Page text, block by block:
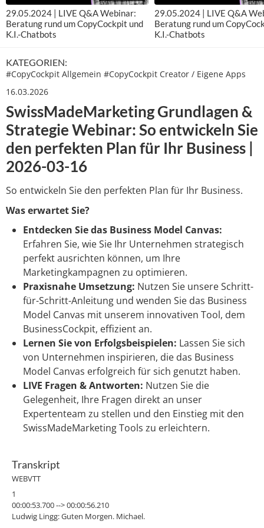
29.05.2024 | LIVE Q&A Webinar:
Beratung rund um CopyCockpit und
K.I.-Chatbots
29.05.2024 | LIVE Q&A
Beratung rund um
K.I.-Chatbots
KATEGORIEN:
#CopyCockpit Allgemein #CopyCockpit Creator / Eigene Apps
16.03.2026
SwissMadeMarketing Grundlagen &
Strategie Webinar: So entwickeln Sie
den perfekten Plan für Ihr Business |
2026-03-16
So entwickeln Sie den perfekten Plan für Ihr Business.
Was erwartet Sie?
Entdecken Sie das Business Model Canvas:
Erfahren Sie, wie Sie Ihr Unternehmen strategisch
perfekt ausrichten können, um Ihre
Marketingkampagnen zu optimieren.
Praxisnahe Umsetzung: Nutzen Sie unsere Schritt-
für-Schritt-Anleitung und wenden Sie das Business
Model Canvas mit unserem innovativen Tool, dem
BusinessCockpit, effizient an.
Lernen Sie von Erfolgsbeispielen: Lassen Sie sich
von Unternehmen inspirieren, die das Business
Model Canvas erfolgreich für sich genutzt haben.
LIVE Fragen & Antworten: Nutzen Sie die
Gelegenheit, Ihre Fragen direkt an unser
Expertenteam zu stellen und den Einstieg mit den
SwissMadeMarketing Tools zu erleichtern.
Transkript
WEBVTT
1
00:00:53.700 --> 00:00:56.210
Ludwig Lingg: Guten Morgen. Michael.